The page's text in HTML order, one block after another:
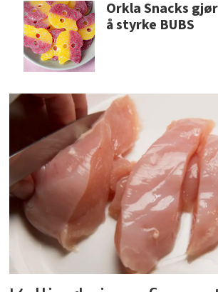
Orkla Snacks
å styrke BUBS